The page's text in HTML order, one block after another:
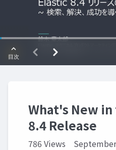
What's New
8.4 Release
786 Views